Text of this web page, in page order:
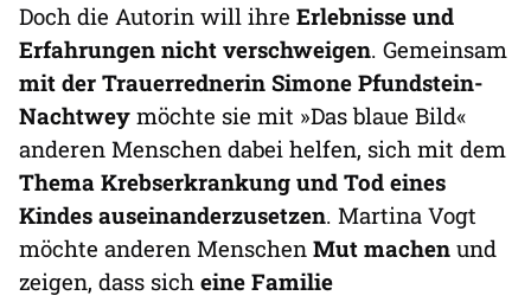
Doch die Autorin will ihre Erlebnisse und
Erfahrungen nicht verschweigen. Gemeinsam
mit der Trauerrednerin Simone Pfundstein-
Nachtwey möchte sie mit »Das blaue Bild«
anderen Menschen dabei helfen, sich mit dem
Thema Krebserkrankung und Tod eines
Kindes auseinanderzusetzen. Martina Vogt
möchte anderen Menschen Mut machen und
zeigen, dass sich eine Familie